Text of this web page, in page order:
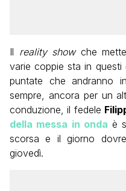
Il reality showche
varie coppie sta in questi
puntate che andranno
sempre, ancora per un
conduzione, il fedele
della messa in onda è
scorsa e il giorno
giovedì.